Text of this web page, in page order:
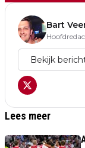
Bart
Bekijk
Lees meer